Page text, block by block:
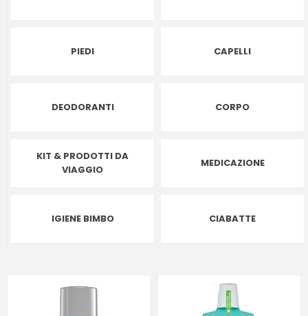
PIEDI CAPELLI
DEODORANTI CORPO
KIT & PRODOTTI DA
VIAGGIO
MEDICAZIONE
IGIENE BIMBO CIABATTE